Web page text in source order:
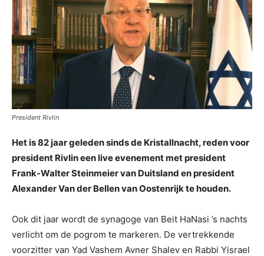
President Rivlin
Het is 82 jaar geleden sinds de Kristallnacht, reden voor
president Rivlin een live evenement met president
Frank-Walter Steinmeier van Duitsland en president
Alexander Van der Bellen van Oostenrijk te houden.
Ook dit jaar wordt de synagoge van Beit HaNasi ’s nachts
verlicht om de pogrom te markeren. De vertrekkende
voorzitter van Yad Vashem Avner Shalev en Rabbi Yisrael